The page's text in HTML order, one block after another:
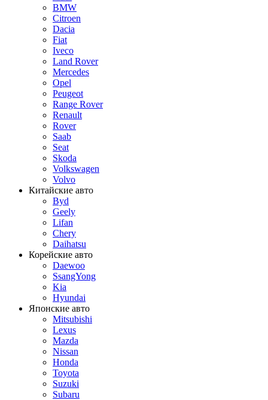
BMW
Citroen
Dacia
Fiat
Iveco
Land Rover
Mercedes
Opel
Peugeot
Range Rover
Renault
Rover
Saab
Seat
Skoda
Volkswagen
Volvo
Китайские авто
Byd
Geely
Lifan
Chery
Daihatsu
Корейские авто
Daewoo
SsangYong
Kia
Hyundai
Японские авто
Mitsubishi
Lexus
Mazda
Nissan
Honda
Toyota
Suzuki
Subaru